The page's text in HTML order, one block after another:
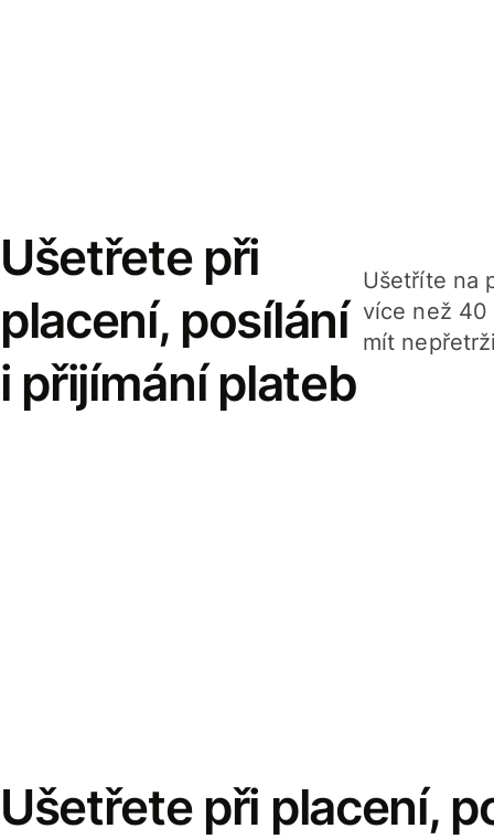
Ušetřete při
placení, posílání
i přijímání plateb
Ušetříte na
více než 40
mít
Ušetřete při placení,